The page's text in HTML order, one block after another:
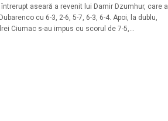
aseară a revenit lui Damir Dzumhur, care a
cu 6-3, 2-6, 5-7, 6-3, 6-4. Apoi, la dublu,
Ciumac s-au impus cu scorul de 7-5,...